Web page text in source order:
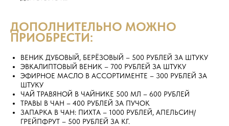
ДОПОЛНИТЕЛЬНО МОЖНО
ПРИОБРЕСТИ:
ВЕНИК ДУБОВЫЙ, БЕРЁЗОВЫЙ – 500 РУБЛЕЙ ЗА ШТУКУ
ЭВКАЛИПТОВЫЙ ВЕНИК – 700 РУБЛЕЙ ЗА ШТУКУ
ЭФИРНОЕ МАСЛО В АССОРТИМЕНТЕ – 300 РУБЛЕЙ ЗА
ШТУКУ
ЧАЙ ТРАВЯНОЙ В ЧАЙНИКЕ 500 МЛ – 600 РУБЛЕЙ
ТРАВЫ В ЧАН – 400 РУБЛЕЙ ЗА ПУЧОК
ЗАПАРКА В ЧАН: ПИХТА – 1000 РУБЛЕЙ, АПЕЛЬСИН/
ГРЕЙПФРУТ – 500 РУБЛЕЙ ЗА КГ.